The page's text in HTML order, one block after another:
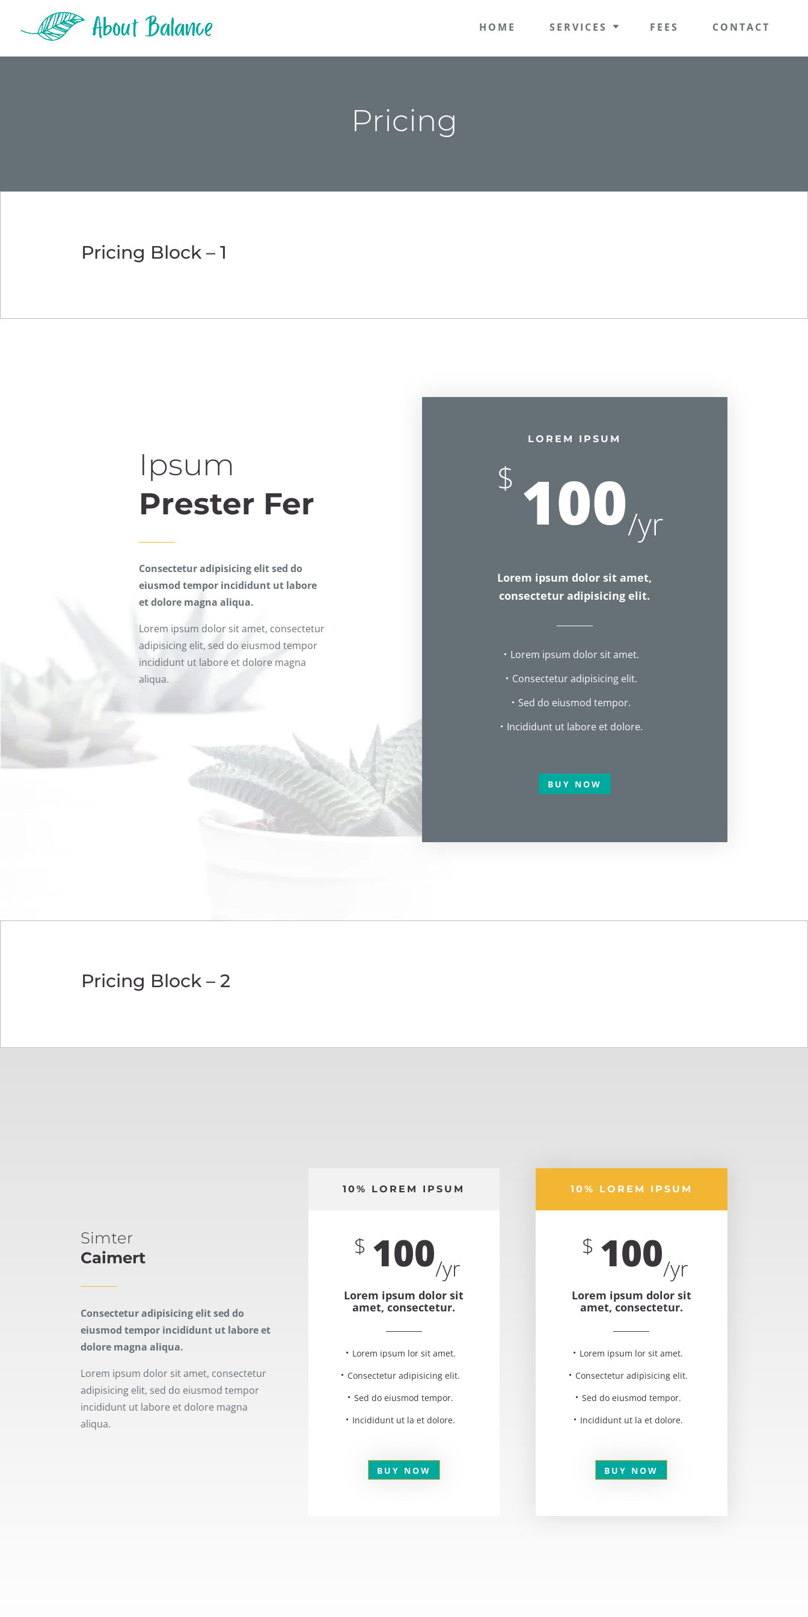
HOME SERVICES FEES CONTACT
Pricing
Pricing Block – 1
Ipsum
Prester Fer
Consectetur adipisicing elit sed do
eiusmod tempor incididunt ut labore
et dolore magna aliqua.
Lorem ipsum dolor sit amet, consectetur
adipisicing elit, sed do eiusmod tempor
incididunt ut labore et dolore magna
aliqua.
LOREM IPSUM
$ 100/yr
Lorem ipsum dolor sit amet,
consectetur adipisicing elit.
Lorem ipsum dolor sit amet.
Consectetur adipisicing elit.
Sed do eiusmod tempor.
Incididunt ut labore et dolore.
BUY NOW
Pricing Block – 2
Simter
Caimert
Consectetur adipisicing elit sed do
eiusmod tempor incididunt ut labore et
dolore magna aliqua.
Lorem ipsum dolor sit amet, consectetur
adipisicing elit, sed do eiusmod tempor
incididunt ut labore et dolore magna
aliqua.
10% LOREM IPSUM
$ 100/yr
Lorem ipsum dolor sit
amet, consectetur.
Lorem ipsum lor sit amet.
Consectetur adipisicing elit.
Sed do eiusmod tempor.
Incididunt ut la et dolore.
BUY NOW
10% LOREM IPSUM
$ 100/yr
Lorem ipsum dolor sit
amet, consectetur.
Lorem ipsum lor sit amet.
Consectetur adipisicing elit.
Sed do eiusmod tempor.
Incididunt ut la et dolore.
BUY NOW